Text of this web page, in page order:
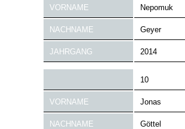
VORNAME
NACHNAME
JAHRGANG
Nepomuk
Geyer
2014
VORNAME
NACHNAME
10
Jonas
Göttel